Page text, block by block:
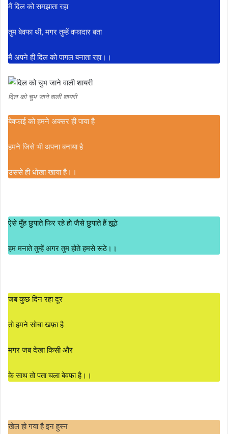
मैं दिल को समझाता रहा
तुम बेवफा थी, मगर तुम्हें वफादार बता
मैं अपने ही दिल को पागल बनाता रहा।।
दिल को चुभ जाने वाली शायरी
बेवफाई को हमने अक्सर ही पाया है
हमने जिसे भी अपना बनाया है
उससे ही धोखा खाया है।।
ऐसे मुँह छुपाते फिर रहे हो जैसे छुपाते हैं झूठे
हम मनाते तुम्हें अगर तुम होते हमसे रूठे।।
जब कुछ दिन रहा दूर
तो हमने सोचा खफ़ा है
मगर जब देखा किसी और
के साथ तो पता चला बेवफा है।।
खेल हो गया है इन हुस्न